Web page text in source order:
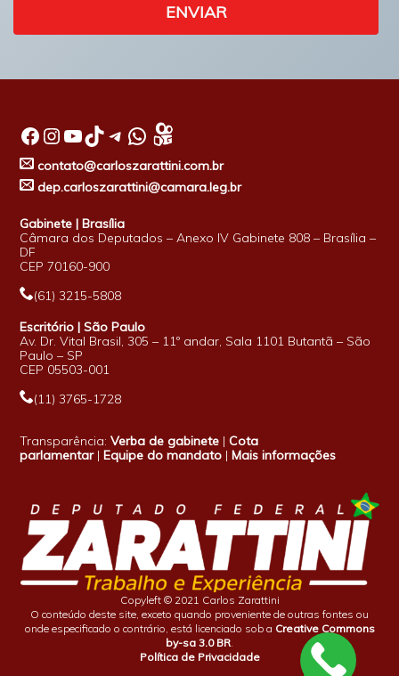
ENVIAR
Facebook InstagramYoutube TikTok Telegram WhatsApp
contato@carloszarattini.com.br
dep.carloszarattini@camara.leg.br
Gabinete | Brasília
Câmara dos Deputados – Anexo IV Gabinete 808 – Brasília –
DF
CEP 70160-900
(61) 3215-5808
Escritório | São Paulo
Av. Dr. Vital Brasil, 305 – 11º andar, Sala 1101 Butantã – São
Paulo – SP
CEP 05503-001
(11) 3765-1728
Transparência:Verba de gabinete |Cota
parlamentar|Equipe do mandato |Mais informações
Copyleft © 2021 Carlos Zarattini
O conteúdo deste site, exceto quando proveniente de outras fontes ou
onde especificado o contrário, está licenciado sob a Creative Commons
by-sa 3.0 BR
Política de Privacidade